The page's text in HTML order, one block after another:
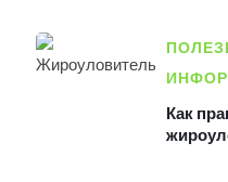
Как